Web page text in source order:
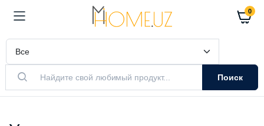
0
Поиск